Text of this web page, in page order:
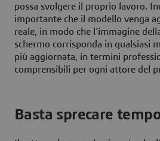
possa svolgere il proprio lavoro.
importante che il modello venga
reale, in modo che l’immagine
schermo corrisponda in qualsiasi
più aggiornata, in termini
comprensibili per ogni attore del
Basta sprecare